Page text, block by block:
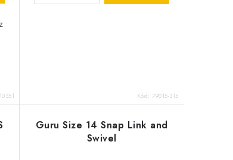
Kód:79015-315
Guru Size 14 Snap Link and
Swivel